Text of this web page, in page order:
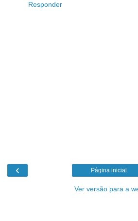
Responder
‹ Página inicial
Ver versão para a